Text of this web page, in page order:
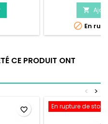

 En
CE PRODUIT ONT
>
<
favorite_border En rupture de stock